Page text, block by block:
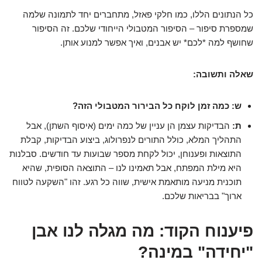
כל הנתונים הללו, כמו חלקי פאזל, מתחברים יחד לתמונה שלמה
שמספרת סיפור – הסיפור המטבולי הייחודי שלכם. זה הסיפור
שחושף למה *לכם* יש אבנים, ואיך אפשר למנוע אותן.
שאלה ותשובה:
ש: כמה זמן לוקח כל הבירור המטבולי הזה?
ת: הבדיקות עצמן הן עניין של כמה ימים (איסוף השתן), אבל
התהליך המלא, כולל התורים לנפרולוג, ביצוע הבדיקות, קבלת
התוצאות ופענוחן, יכול לקחת מספר שבועות עד חודשים. סבלנות
היא מילת המפתח, אבל תאמינו לנו – התוצאה הסופית, שהיא
תוכנית מניעה מותאמת אישית, שווה כל רגע. זהו "השקעה לטווח
ארוך" בבריאות שלכם.
פיענוח הקוד: מה מגלה לנו אבן
"יחידה" במינה?